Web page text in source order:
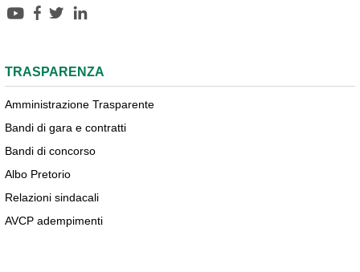
TRASPARENZA
Amministrazione Trasparente
Bandi di gara e contratti
Bandi di concorso
Albo Pretorio
Relazioni sindacali
AVCP adempimenti